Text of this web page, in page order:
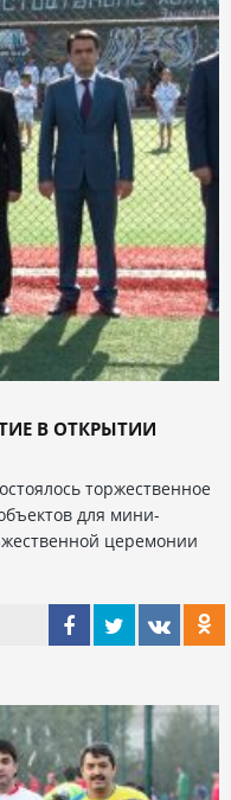
В ОТКРЫТИИ
торжественное
для мини-
церемонии